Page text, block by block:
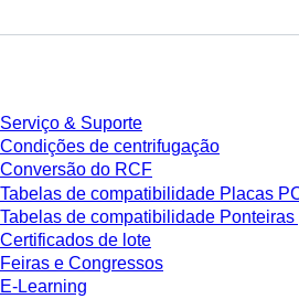
Serviço & Suporte
Condições de centrifugação
Conversão do RCF
Tabelas de compatibilidade Placas
Tabelas de compatibilidade
Certificados de lote
Feiras e Congressos
E-Learning